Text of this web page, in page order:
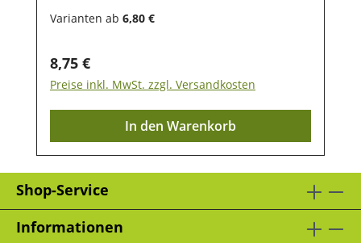
Varianten ab 6,80 €
Regulärer Preis:
8,75 €
Preise inkl. MwSt. zzgl. Versandkosten
In den Warenkorb
Shop-Service
Informationen